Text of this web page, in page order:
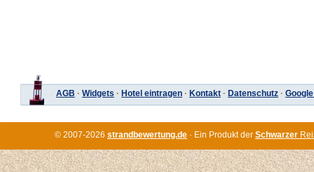
AGB · Widgets · Hotel eintragen · Kontakt · Datenschutz ·
© 2007-2026 strandbewertung.de · Ein Produkt der Schwarzer